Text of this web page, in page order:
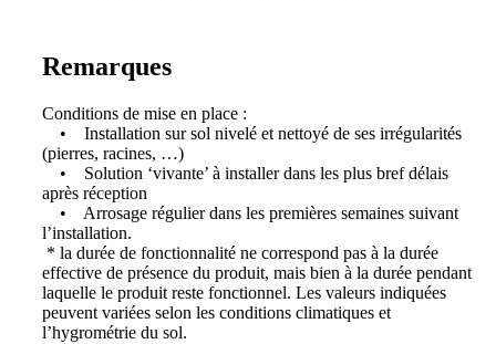
Remarques
Conditions de mise en place :
• Installation sur sol nivelé et nettoyé de ses irrégularités
(pierres, racines, …)
• Solution ‘vivante’ à installer dans les plus bref délais
après réception
• Arrosage régulier dans les premières semaines suivant
l’installation.
* la durée de fonctionnalité ne correspond pas à la durée
effective de présence du produit, mais bien à la durée pendant
laquelle le produit reste fonctionnel. Les valeurs indiquées
peuvent variées selon les conditions climatiques et
l’hygrométrie du sol.